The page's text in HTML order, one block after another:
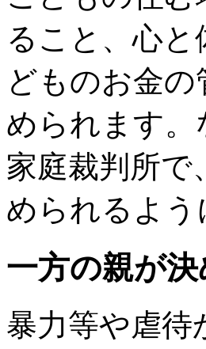
ること、心
どものお金
められます
家庭裁判所で
められるよ
一方の親が
暴力等や虐待